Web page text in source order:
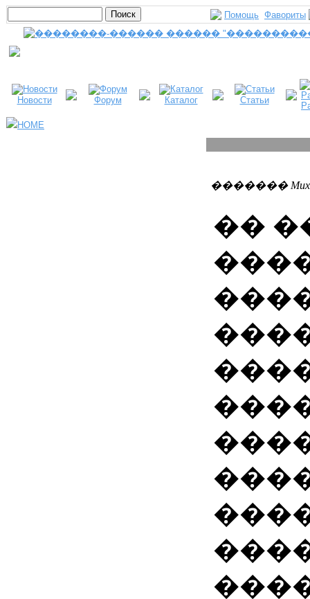
Помощь Фавориты
Новости Форум Каталог Статьи
HOME
�������
��